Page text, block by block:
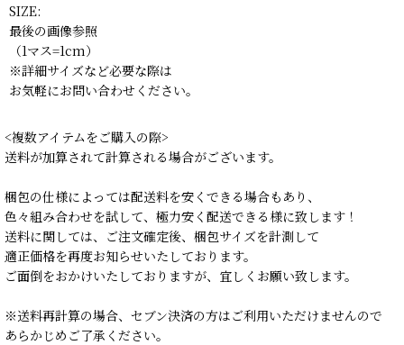
SIZE:
最後の画像参照
（1マス=1cm）
※詳細サイズなど必要な際は
お気軽にお問い合わせください。
<複数アイテムをご購入の際>
送料が加算されて計算される場合がございます。
梱包の仕様によっては配送料を安くできる場合もあり、
色々組み合わせを試して、極力安く配送できる様に致します！
送料に関しては、ご注文確定後、梱包サイズを計測して
適正価格を再度お知らせいたしております。
ご面倒をおかけいたしておりますが、宜しくお願い致します。
※送料再計算の場合、セブン決済の方はご利用いただけませんので
あらかじめご了承ください。